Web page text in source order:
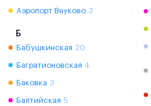
Аэропорт Внуково 3
Б
Бабушкинская 20
Багратионовская 4
Баковка 3
Балтийская 5